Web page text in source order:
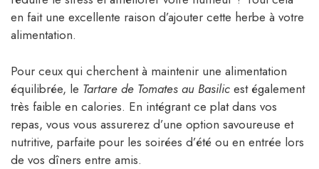
en fait une excellente raison d’ajouter cette herbe à votre
alimentation.
Pour ceux qui cherchent à maintenir une alimentation
équilibrée, le Tartare de Tomates au Basilic est également
très faible en calories. En intégrant ce plat dans vos
repas, vous vous assurerez d’une option savoureuse et
nutritive, parfaite pour les soirées d’été ou en entrée lors
de vos dîners entre amis.